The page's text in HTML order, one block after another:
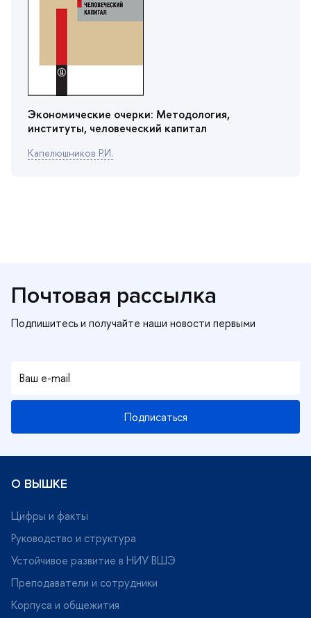
Экономические очерки: Методология,
институты, человеческий капитал
Капелюшников Р.И.
Почтовая рассылка
Подписаться
О ВЫШКЕ
Цифры и факты
Руководство и структура
Устойчивое развитие в НИУ ВШЭ
Преподаватели и сотрудники
Корпуса и общежития